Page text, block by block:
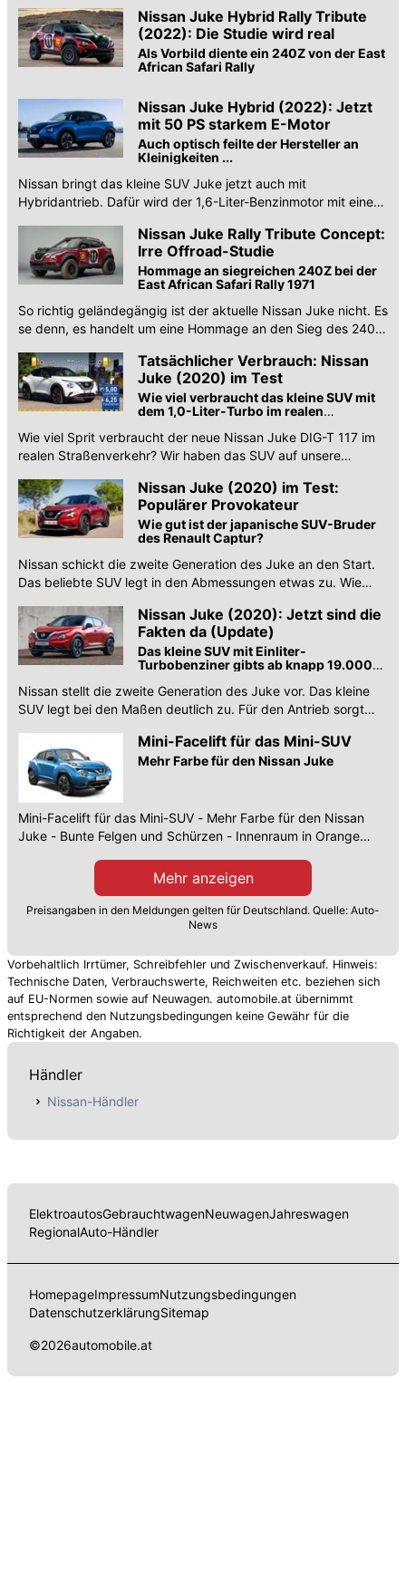
Nissan Juke Hybrid Rally Tribute
(2022): Die Studie wird real
Als Vorbild diente ein 240Z von der East
African Safari Rally
Nissan Juke Hybrid (2022): Jetzt
mit 50 PS starkem E-Motor
Auch optisch feilte der Hersteller an
Kleinigkeiten ...
Nissan bringt das kleine SUV Juke jetzt auch mit
Hybridantrieb. Dafür wird der 1,6-Liter-Benzinmotor mit einer
Nissan Juke Rally Tribute Concept:
Irre Offroad-Studie
Hommage an siegreichen 240Z bei der
East African Safari Rally 1971
So richtig geländegängig ist der aktuelle Nissan Juke nicht. Es
se denn, es handelt um eine Hommage an den Sieg des 240Z
Tatsächlicher Verbrauch: Nissan
Juke (2020) im Test
Wie viel verbraucht das kleine SUV mit
dem 1,0-Liter-Turbo im realen
Wie viel Sprit verbraucht der neue Nissan Juke DIG-T 117 im
realen Straßenverkehr? Wir haben das SUV auf unsere
Nissan Juke (2020) im Test:
Populärer Provokateur
Wie gut ist der japanische SUV-Bruder
des Renault Captur?
Nissan schickt die zweite Generation des Juke an den Start.
Das beliebte SUV legt in den Abmessungen etwas zu. Wie
Nissan Juke (2020): Jetzt sind die
Fakten da (Update)
Das kleine SUV mit Einliter-
Turbobenziner gibts ab knapp 19.000
Nissan stellt die zweite Generation des Juke vor. Das kleine
SUV legt bei den Maßen deutlich zu. Für den Antrieb sorgt
Mini-Facelift für das Mini-SUV
Mehr Farbe für den Nissan Juke
Mini-Facelift für das Mini-SUV - Mehr Farbe für den Nissan
Juke - Bunte Felgen und Schürzen - Innenraum in Orange
Mehr anzeigen
Preisangaben in den Meldungen gelten für Deutschland. Quelle: Auto-
News
Vorbehaltlich Irrtümer, Schreibfehler und Zwischenverkauf. Hinweis:
Technische Daten, Verbrauchswerte, Reichweiten etc. beziehen sich
auf EU-Normen sowie auf Neuwagen. automobile.at übernimmt
entsprechend den Nutzungsbedingungen keine Gewähr für die
Richtigkeit der Angaben.
Händler
Nissan-Händler
ElektroautosGebrauchtwagenNeuwagenJahreswagen
RegionalAuto-Händler
HomepageImpressumNutzungsbedingungen
DatenschutzerklärungSitemap
©2026automobile.at